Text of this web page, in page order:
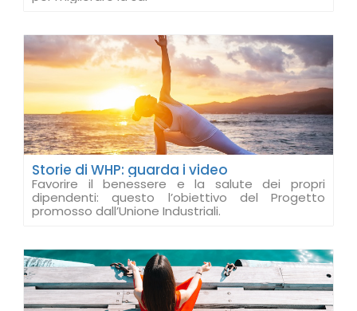
Storie di WHP: guarda i video
Favorire il benessere e la salute dei propri
dipendenti: questo l’obiettivo del Progetto
promosso dall’Unione Industriali.